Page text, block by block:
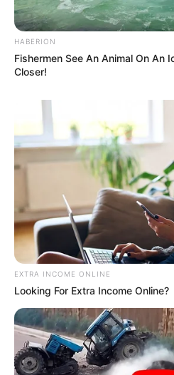
HABERION
Fishermen See An Animal On An
Closer!
EXTRA INCOME ONLINE
Looking For Extra Income Online?